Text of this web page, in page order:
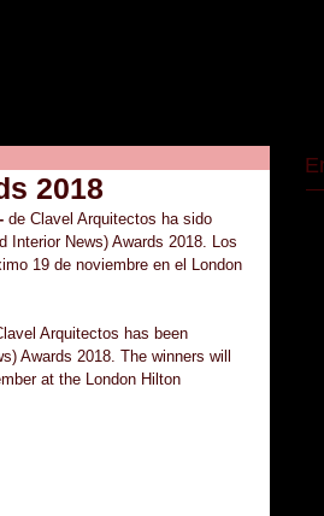
2018
de Clavel Arquitectos ha sido
Interior News) Awards 2018. Los
19 de noviembre en el London
Arquitectos has been
Awards 2018. The winners will
at the London Hilton